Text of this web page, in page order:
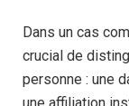
Dans un cas
crucial de
personne : une